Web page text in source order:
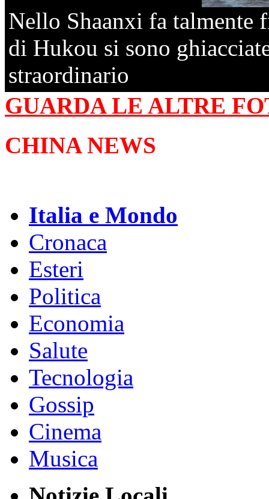
Nello Shaanxi fa talmente
di Hukou si sono
straordinario
GUARDA LE ALTRE
CHINA NEWS
Italia e Mondo
Cronaca
Esteri
Politica
Economia
Salute
Tecnologia
Gossip
Cinema
Musica